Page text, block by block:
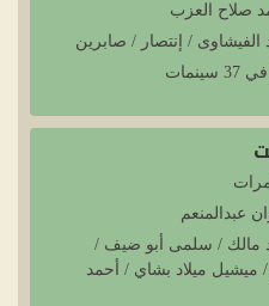
صلاح العزب
الفيشاوى / إنتصار / صابرين
عبدالمنعم
مالك / سلمى أبو ضيف /
/ ميشيل ميلاد بشاي / أحمد